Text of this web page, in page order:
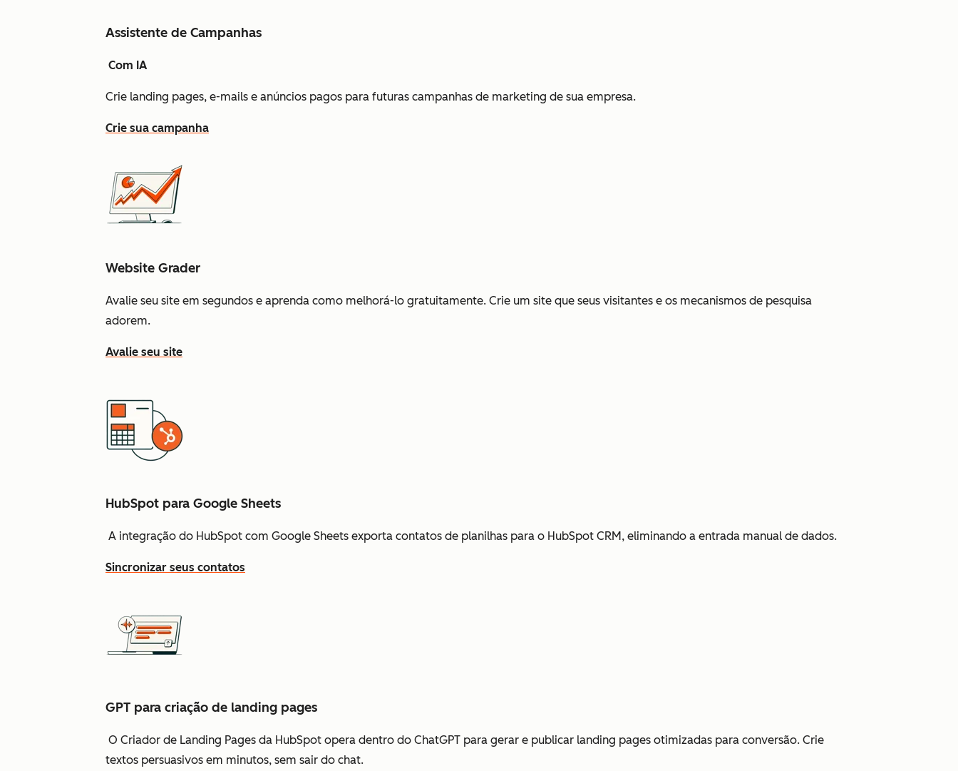
Assistente de Campanhas
Com IA
Crie landing pages, e-mails e anúncios pagos para futuras campanhas de marketing de sua empresa.
Crie sua campanha
Website Grader
Avalie seu site em segundos e aprenda como melhorá-lo gratuitamente. Crie um site que seus visitantes e os mecanismos de pesquisa
adorem.
Avalie seu site
HubSpot para Google Sheets
A integração do HubSpot com Google Sheets exporta contatos de planilhas para o HubSpot CRM, eliminando a entrada manual de dados.
Sincronizar seus contatos
GPT para criação de landing pages
O Criador de Landing Pages da HubSpot opera dentro do ChatGPT para gerar e publicar landing pages otimizadas para conversão. Crie
textos persuasivos em minutos, sem sair do chat.